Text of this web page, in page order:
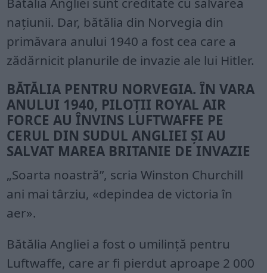
națiunii. Dar, bătălia din Norvegia din
primăvara anului 1940 a fost cea care a
zădărnicit planurile de invazie ale lui Hitler.
BĂTĂLIA PENTRU NORVEGIA. ÎN VARA
ANULUI 1940, PILOȚII ROYAL AIR
FORCE AU ÎNVINS LUFTWAFFE PE
CERUL DIN SUDUL ANGLIEI ȘI AU
SALVAT MAREA BRITANIE DE INVAZIE
„Soarta noastră”, scria Winston Churchill
ani mai târziu, «depindea de victoria în
aer».
Bătălia Angliei a fost o umilință pentru
Luftwaffe, care ar fi pierdut aproape 2 000